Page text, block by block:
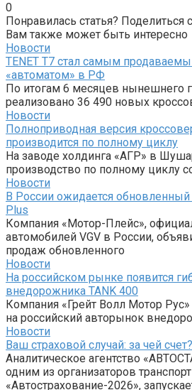
0
Понравилась статья? Поделиться
Вам также может быть интересно
Новости
TENET T7 стал самым
«автоматом» в РФ
По итогам 6 месяцев нынешнего
реализовано 36 490 новых
Новости
Полноприводная версия
производится по полному циклу
На заводе холдинга «АГР» в
производство по полному циклу
Новости
В России ожидается обновленный
Plus
Компания «Мотор-Плейс»,
автомобилей VGV в России,
продаж обновленного
Новости
На российском рынке появится
внедорожника TANK 400
Компания «Грейт Волл Мотор
на российский авторынок
Новости
Ваш страховой случай: за чей счет?
Аналитическое агентство
одним из организаторов
«Автострахование-2026»,